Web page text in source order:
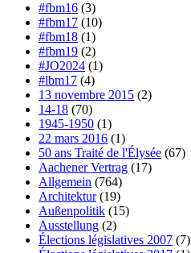
#fbm16 (3)
#fbm17 (10)
#fbm18 (1)
#fbm19 (2)
#JO2024 (1)
#lbm17 (4)
13 novembre 2015 (2)
14-18 (70)
1945-1950 (1)
22 mars 2016 (1)
50 ans Traité de l'Élysée (67)
Aachener Vertrag (17)
Allgemein (764)
Architektur(19)
Außenpolitik (15)
Ausstellung (2)
Élections législatives 2007 (7)